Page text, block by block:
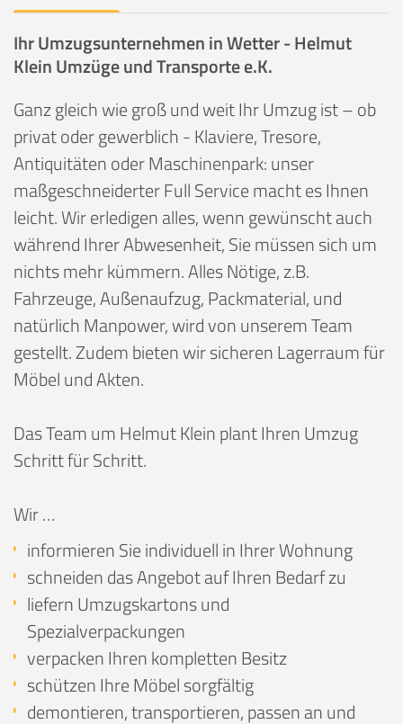
Ihr Umzugsunternehmen in Wetter - Helmut
Klein Umzüge und Transporte e.K.
Ganz gleich wie groß und weit Ihr Umzug ist – ob
privat oder gewerblich - Klaviere, Tresore,
Antiquitäten oder Maschinenpark: unser
maßgeschneiderter Full Service macht es Ihnen
leicht. Wir erledigen alles, wenn gewünscht auch
während Ihrer Abwesenheit, Sie müssen sich um
nichts mehr kümmern. Alles Nötige, z.B.
Fahrzeuge, Außenaufzug, Packmaterial, und
natürlich Manpower, wird von unserem Team
gestellt. Zudem bieten wir sicheren Lagerraum für
Möbel und Akten.
Das Team um Helmut Klein plant Ihren Umzug
Schritt für Schritt.
Wir …
informieren Sie individuell in Ihrer Wohnung
schneiden das Angebot auf Ihren Bedarf zu
liefern Umzugskartons und
Spezialverpackungen
verpacken Ihren kompletten Besitz
schützen Ihre Möbel sorgfältig
demontieren, transportieren, passen an und